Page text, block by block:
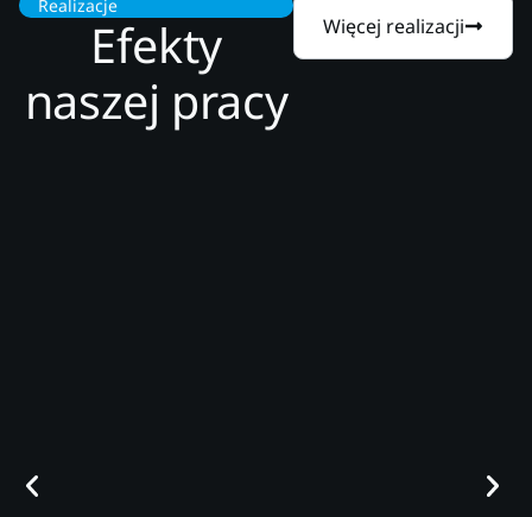
Realizacje
Efekty
naszej pracy
Więcej realizacji